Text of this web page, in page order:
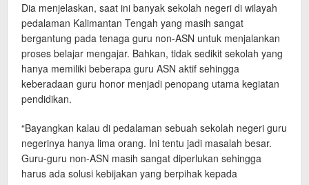
Dia menjelaskan, saat ini banyak sekolah negeri di wilayah
pedalaman Kalimantan Tengah yang masih sangat
bergantung pada tenaga guru non-ASN untuk menjalankan
proses belajar mengajar. Bahkan, tidak sedikit sekolah yang
hanya memiliki beberapa guru ASN aktif sehingga
keberadaan guru honor menjadi penopang utama kegiatan
pendidikan.
“Bayangkan kalau di pedalaman sebuah sekolah negeri guru
negerinya hanya lima orang. Ini tentu jadi masalah besar.
Guru-guru non-ASN masih sangat diperlukan sehingga
harus ada solusi kebijakan yang berpihak kepada